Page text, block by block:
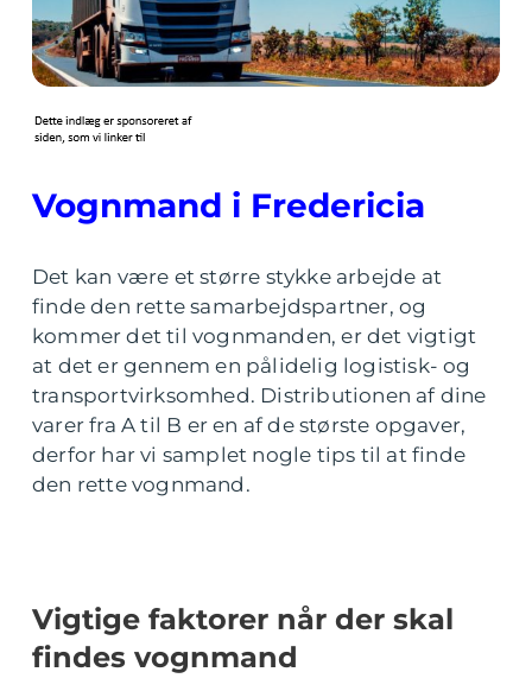
Vognmand i Fredericia
Det kan være et større stykke arbejde at
finde den rette samarbejdspartner, og
kommer det til vognmanden, er det vigtigt
at det er gennem en pålidelig logistisk- og
transportvirksomhed. Distributionen af dine
varer fra A til B er en af de største opgaver,
derfor har vi samplet nogle tips til at finde
den rette vognmand.
Vigtige faktorer når der skal
findes vognmand